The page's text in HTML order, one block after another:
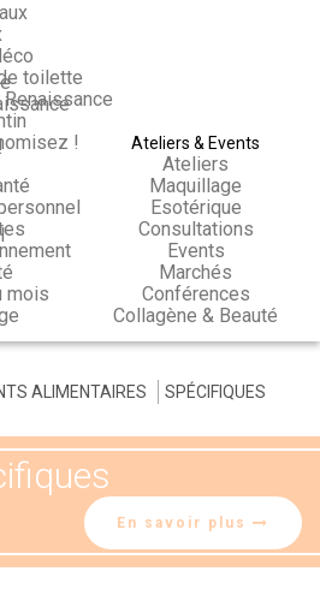
toilette
!
mois
Ateliers & Events
Ateliers
Maquillage
Esotérique
Consultations
Events
Marchés
Conférences
Collagène & Beauté
ALIMENTAIRES SPÉCIFIQUES
En savoir plus